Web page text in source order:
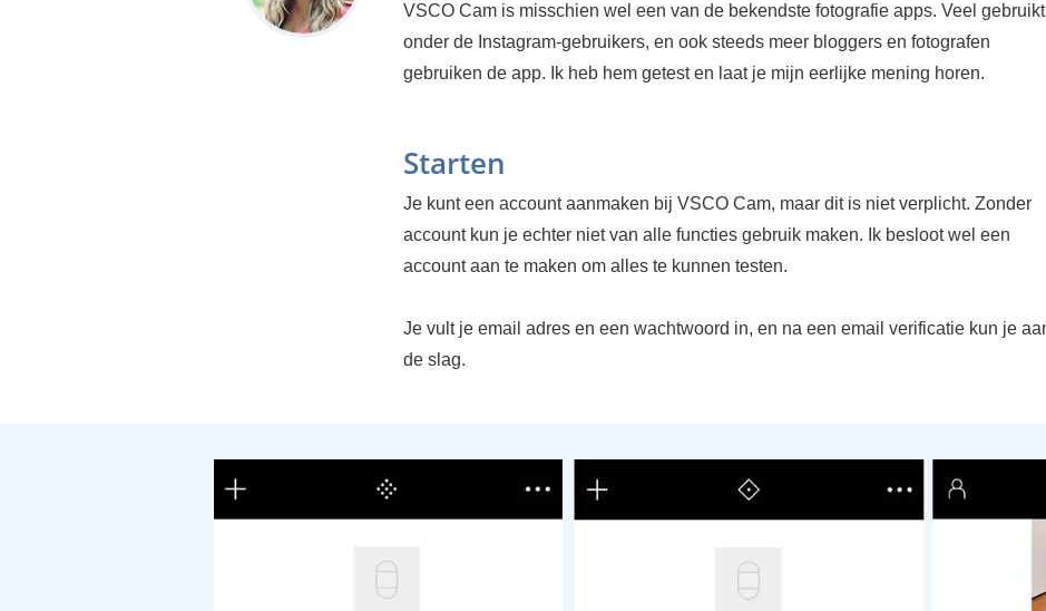
VSCO Cam is misschien wel een van de bekendste fotografie apps. Veel gebruikt
onder de Instagram-gebruikers, en ook steeds meer bloggers en fotografen
gebruiken de app. Ik heb hem getest en laat je mijn eerlijke mening horen.
Starten
Je kunt een account aanmaken bij VSCO Cam, maar dit is niet verplicht. Zonder
account kun je echter niet van alle functies gebruik maken. Ik besloot wel een
account aan te maken om alles te kunnen testen.
Je vult je email adres en een wachtwoord in, en na een email verificatie kun je
de slag.